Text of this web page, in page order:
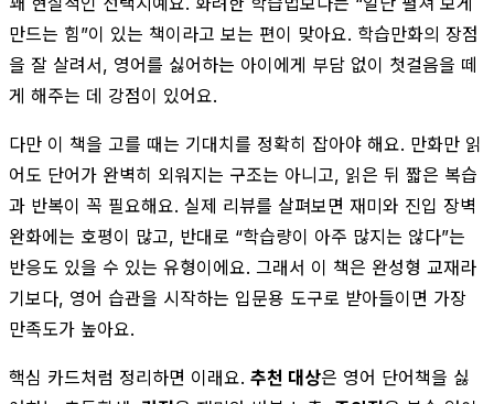
만드는 힘”이 있는 책이라고 보는 편이 맞아요. 학습만화의 장점
을 잘 살려서, 영어를 싫어하는 아이에게 부담 없이 첫걸음을 떼
게 해주는 데 강점이 있어요.
다만 이 책을 고를 때는 기대치를 정확히 잡아야 해요. 만화만 읽
어도 단어가 완벽히 외워지는 구조는 아니고, 읽은 뒤 짧은 복습
과 반복이 꼭 필요해요. 실제 리뷰를 살펴보면 재미와 진입 장벽
완화에는 호평이 많고, 반대로 “학습량이 아주 많지는 않다”는
반응도 있을 수 있는 유형이에요. 그래서 이 책은 완성형 교재라
기보다, 영어 습관을 시작하는 입문용 도구로 받아들이면 가장
만족도가 높아요.
핵심 카드처럼 정리하면 이래요. 추천 대상은 영어 단어책을 싫